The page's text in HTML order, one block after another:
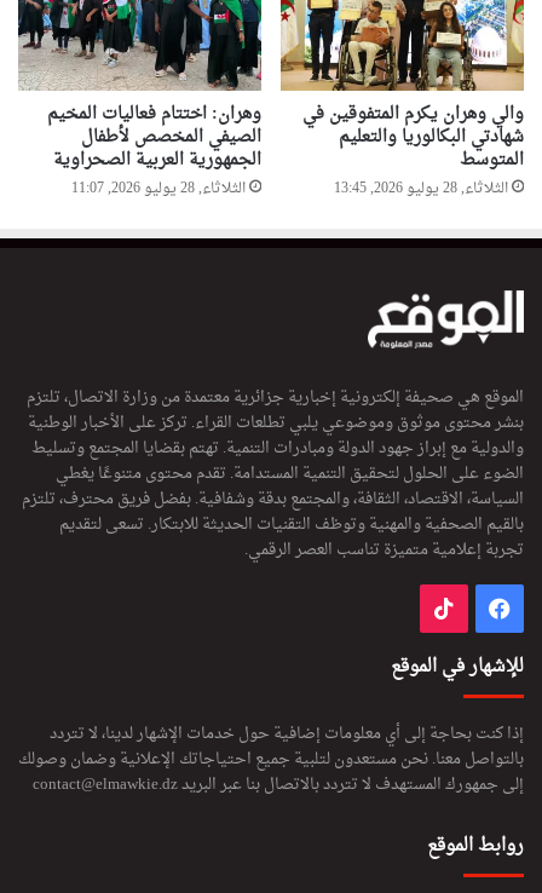
والي وهران يكرم المتفوقين في
شهادتي البكالوريا والتعليم
المتوسط
الثلاثاء, 28 يوليو 2026, 13:45
وهران: اختتام فعاليات المخيم
الصيفي المخصص لأطفال
الجمهورية العربية الصحراوية
الثلاثاء, 28 يوليو 2026, 11:07
الموقع هي صحيفة إلكترونية إخبارية جزائرية معتمدة من وزارة الاتصال، تلتزم
بنشر محتوى موثوق وموضوعي يلبي تطلعات القراء. تركز على الأخبار الوطنية
والدولية مع إبراز جهود الدولة ومبادرات التنمية. تهتم بقضايا المجتمع وتسليط
الضوء على الحلول لتحقيق التنمية المستدامة. تقدم محتوى متنوعًا يغطي
السياسة، الاقتصاد، الثقافة، والمجتمع بدقة وشفافية. بفضل فريق محترف، تلتزم
بالقيم الصحفية والمهنية وتوظف التقنيات الحديثة للابتكار. تسعى لتقديم
تجربة إعلامية متميزة تناسب العصر الرقمي.
فيسبوك
للإشهار في الموقع
إذا كنت بحاجة إلى أي معلومات إضافية حول خدمات الإشهار لدينا، لا تتردد
بالتواصل معنا. نحن مستعدون لتلبية جميع احتياجاتك الإعلانية وضمان وصولك
إلى جمهورك المستهدف لا تتردد بالاتصال بنا عبر البريدcontact@elmawkie.dz
روابط الموقع